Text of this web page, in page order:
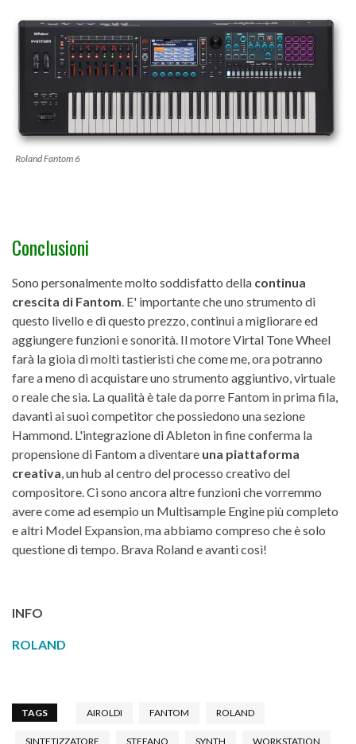
Roland Fantom 6
Conclusioni
Sono personalmente molto soddisfatto della continua
crescita di Fantom . E' importante che uno strumento di
questo livello e di questo prezzo, continui a migliorare ed
aggiungere funzioni e sonorità. Il motore Virtal Tone Wheel
farà la gioia di molti tastieristi che come me, ora potranno
fare a meno di acquistare uno strumento aggiuntivo, virtuale
o reale che sia. La qualità è tale da porre Fantom in prima fila,
davanti ai suoi competitor che possiedono una sezione
Hammond. L'integrazione di Ableton in fine conferma la
propensione di Fantom a diventare una piattaforma
creativa , un hub al centro del processo creativo del
compositore. Ci sono ancora altre funzioni che vorremmo
avere come ad esempio un Multisample Engine più completo
e altri Model Expansion, ma abbiamo compreso che è solo
questione di tempo. Brava Roland e avanti così!
INFO
ROLAND
TAGS AIROLDI FANTOM ROLAND
SINTETIZZATORE STEFANO SYNTH WORKSTATION